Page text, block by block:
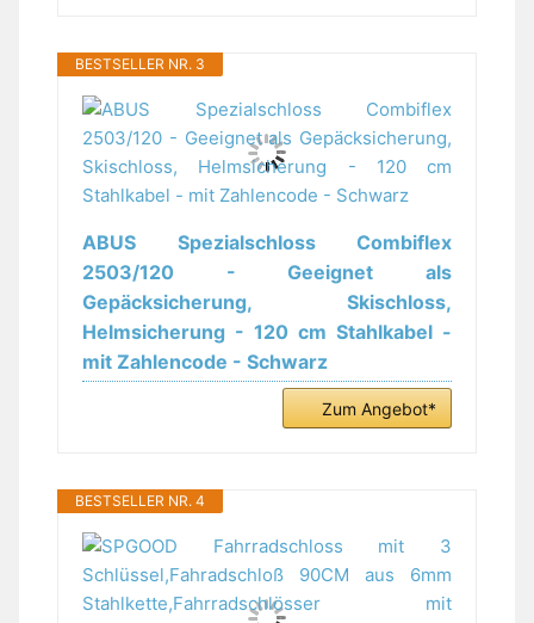
BESTSELLER NR. 3
ABUS Spezialschloss Combiflex
2503/120 - Geeignet als
Gepäcksicherung, Skischloss,
Helmsicherung - 120 cm Stahlkabel -
mit Zahlencode - Schwarz
Zum Angebot*
BESTSELLER NR. 4